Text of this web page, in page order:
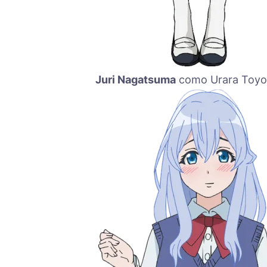
Juri Nagatsuma como Urara